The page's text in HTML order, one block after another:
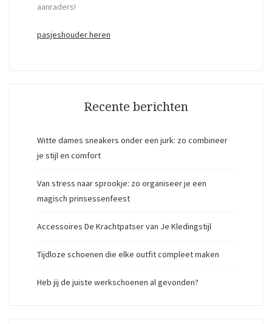
aanraders!
pasjeshouder heren
Recente berichten
Witte dames sneakers onder een jurk: zo combineer
je stijl en comfort
Van stress naar sprookje: zo organiseer je een
magisch prinsessenfeest
Accessoires De Krachtpatser van Je Kledingstijl
Tijdloze schoenen die elke outfit compleet maken
Heb jij de juiste werkschoenen al gevonden?